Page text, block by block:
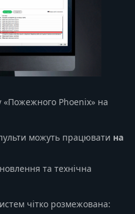
«Пожежного Phoenix» на
можуть працювати на
та технічна
чітко розмежована: